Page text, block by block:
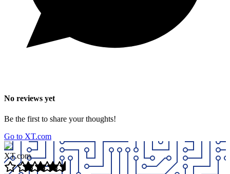
No reviews yet
Be the first to share your thoughts!
Go to XT.com
XT.com